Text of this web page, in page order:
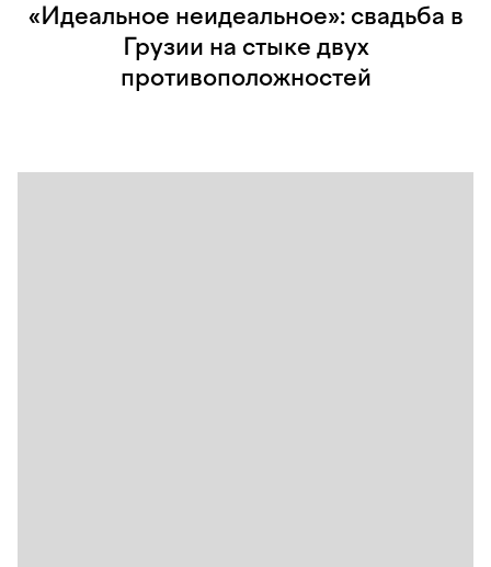
«Идеальное неидеальное»: свадьба в
Грузии на стыке двух
противоположностей